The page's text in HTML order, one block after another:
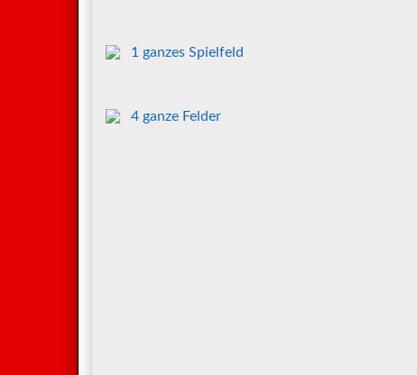
1 ganzes Spielfeld
4 ganze Felder